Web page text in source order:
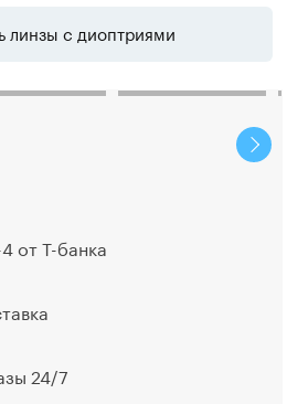
линзы с диоптриями
от Т-банка
24/7